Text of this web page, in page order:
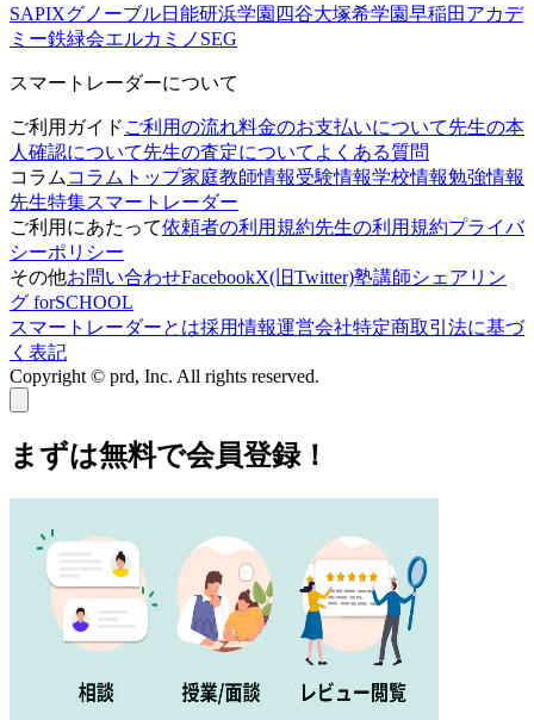
SAPIXグノーブル日能研浜学園 四谷大塚希学園早稲田アカデ
ミー鉄緑会エルカミノ SEG
スマートレーダーについて
ご利用ガイド ご利用の流れ料金のお支払いについて先生の本
人確認について先生の査定について よくある質問
コラム コラムトップ家庭教師情報受験情報学校情報勉強情報
先生特集スマートレーダー
ご利用にあたって依頼者の利用規約先生の利用規約プライバ
シーポリシー
その他お問い合わせFacebookX(旧Twitter)塾講師シェアリン
グ forSCHOOL
スマートレーダーとは採用情報運営会社特定商取引法に基づ
く表記
Copyright © prd, Inc. All rights reserved.
まずは無料で会員登録！